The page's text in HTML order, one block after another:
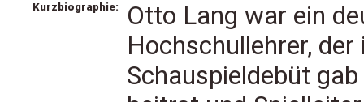
Kurzbiographie:
Otto Lang war ein
Hochschullehrer,
Schauspieldebüt